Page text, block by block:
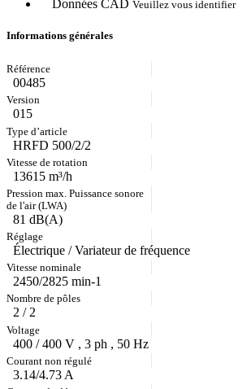
Données CAD Veuillez vous identifier
Informations générales
00485
015
HRFD 500/2/2
13615 m³/h
81 dB(A)
Électrique / Variateur de fréquence
2450/2825 min-1
2 / 2
400 / 400 V , 3 ph , 50 Hz
3.14/4.73 A